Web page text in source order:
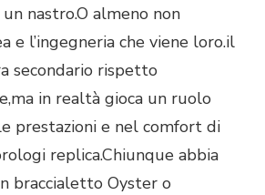
ESTETICHE
LIVELLI
DI
DIVERSI
nastro.O almeno non
e l’ingegneria che viene loro.il
secondario rispetto
in realtà gioca un ruolo
prestazioni e nel comfort di
replica.Chiunque abbia
braccialetto Oyster o